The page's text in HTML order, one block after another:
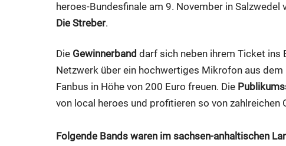
heroes-Bundesfinale am 9. November in
Die Streber.
Die Gewinnerband darf sich neben ihrem Ticket ins
Netzwerk über ein hochwertiges Mikrofon aus
Fanbus in Höhe von 200 Euro freuen. Die
von local heroes und profitieren so von zahlreichen
Folgende Bands waren im sachsen-anhaltischen